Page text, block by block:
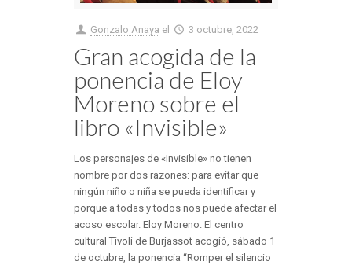
Gonzalo Anaya el 3 octubre, 2022
Gran acogida de la
ponencia de Eloy
Moreno sobre el
libro «Invisible»
Los personajes de «Invisible» no tienen
nombre por dos razones: para evitar que
ningún niño o niña se pueda identificar y
porque a todas y todos nos puede afectar el
acoso escolar. Eloy Moreno. El centro
cultural Tívoli de Burjassot acogió, sábado 1
de octubre, la ponencia “Romper el silencio